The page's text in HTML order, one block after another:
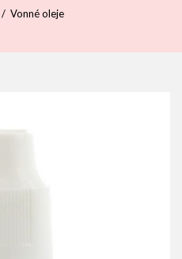
Vonné oleje